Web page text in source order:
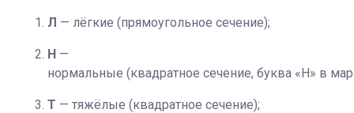
Л — лёгкие (прямоугольное сечение);
Н —
нормальные (квадратное сечение, буква «Н» в
Т — тяжёлые (квадратное сечение);